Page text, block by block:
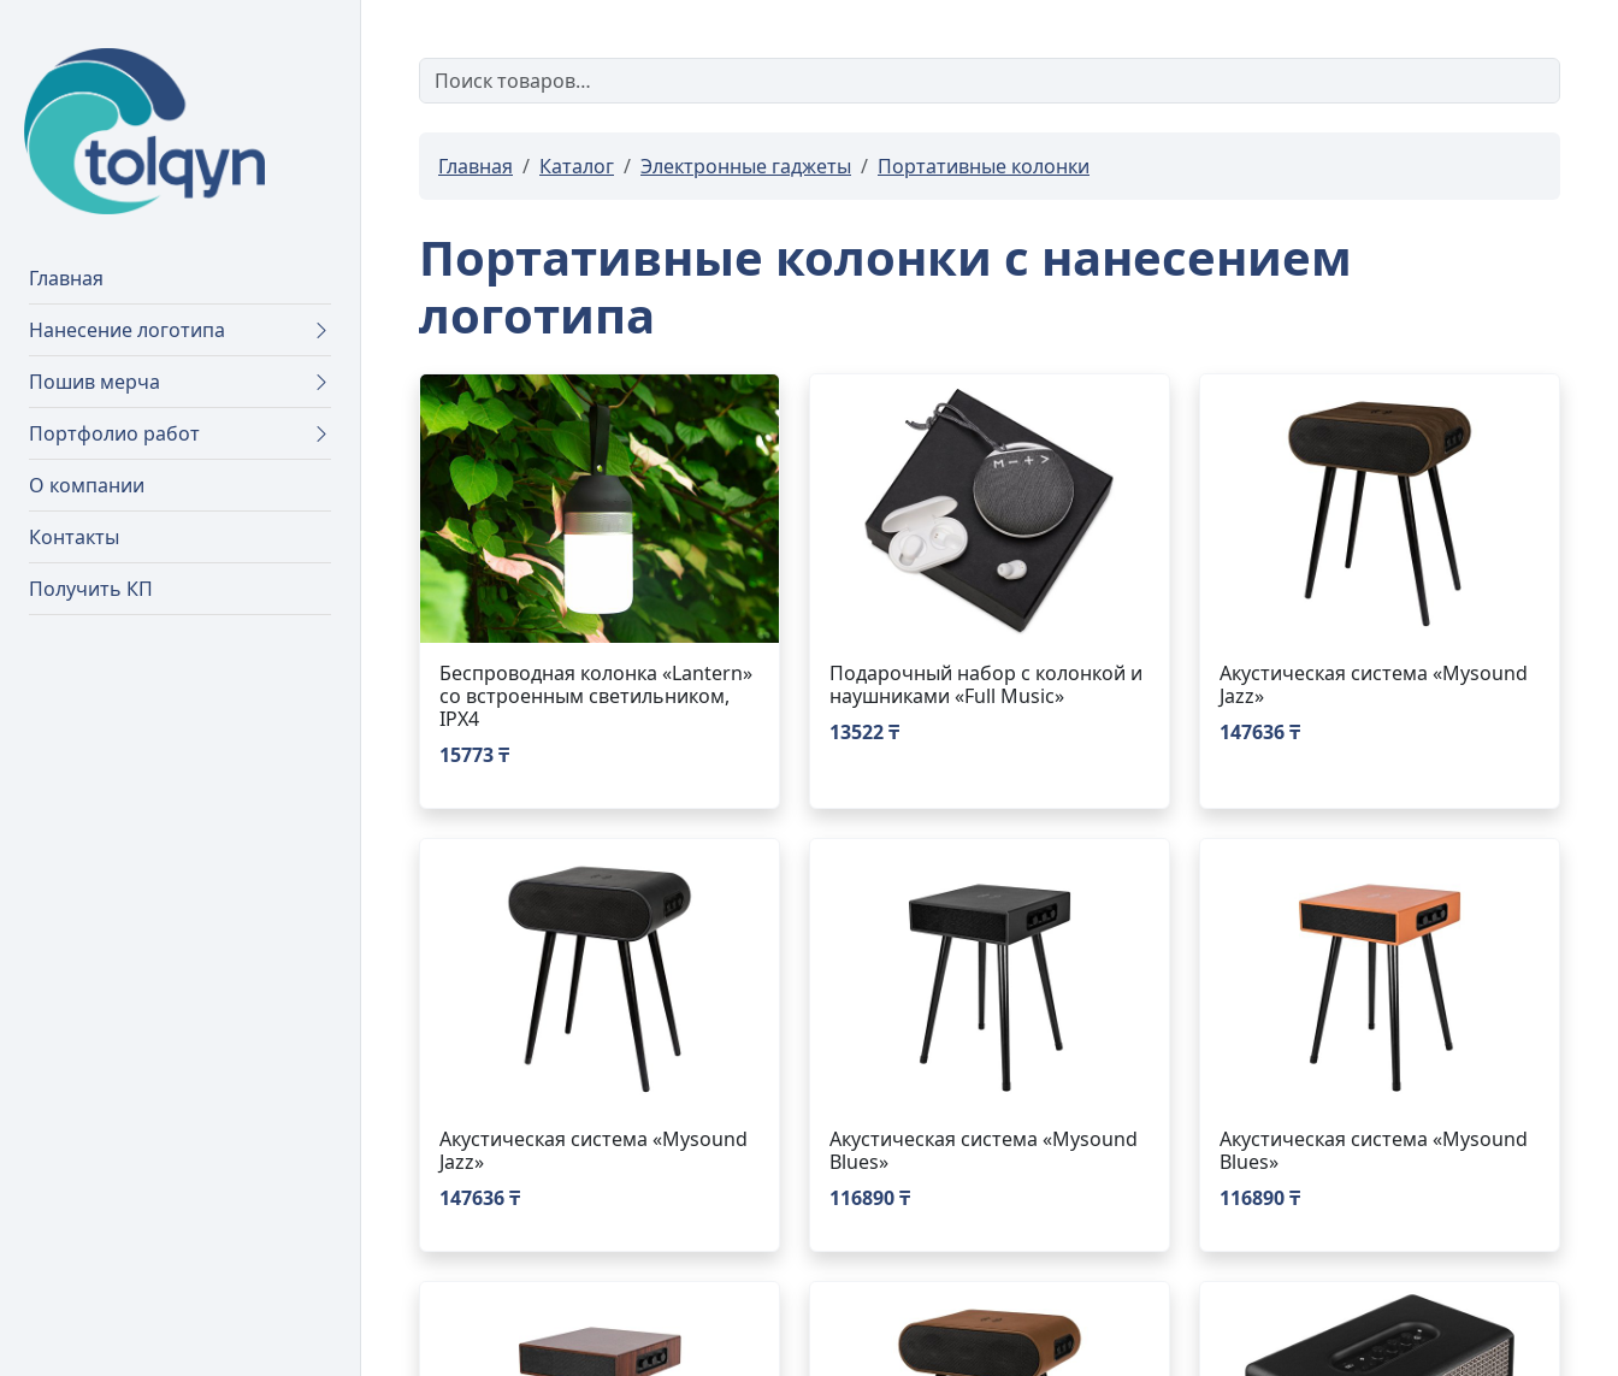
Главная
Нанесение логотипа
Пошив мерча
Портфолио работ
О компании
Контакты
Получить КП
Главная Каталог Электронные гаджеты Портативные колонки
Портативные колонки с нанесением
логотипа
Беспроводная колонка «Lantern»
со встроенным светильником,
IPX4
15773 ₸
Подарочный набор с колонкой и
наушниками «Full Music»
13522 ₸
Акустическая система «Mysound
Jazz»
147636 ₸
Акустическая система «Mysound
Jazz»
147636 ₸
Акустическая система «Mysound
Blues»
116890 ₸
Акустическая система «Mysound
Blues»
116890 ₸